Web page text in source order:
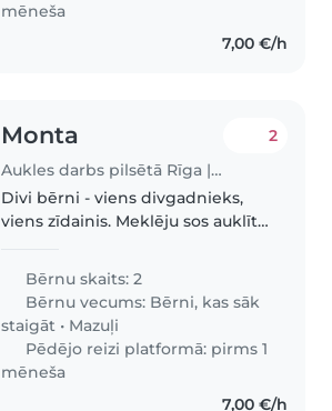
mēneša
7,00 €/h
Monta
Aukles darbs pilsētā Rīga | Babysits
2
Divi bērni - viens divgadnieks,
viens zīdainis. Meklēju sos auklīti,
varētu iziet ārà
Bērnu skaits: 2
Bērnu vecums: Bērni, kas sāk
staigāt • Mazuļi
Pēdējo reizi platformā: pirms 1
mēneša
7,00 €/h